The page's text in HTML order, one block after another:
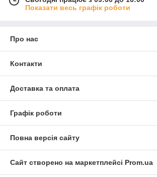
Показати весь графік роботи
Про нас
Контакти
Доставка та оплата
Графік роботи
Повна версія сайту
Сайт створено на маркетплейсі Prom.ua